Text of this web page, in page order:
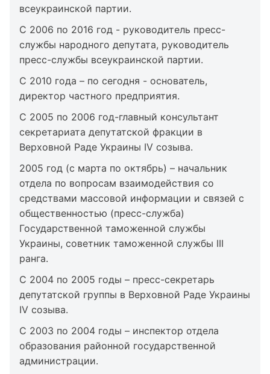
всеукраинской партии.
С 2006 по 2016 год - руководитель пресс-
службы народного депутата, руководитель
пресс-службы всеукраинской партии.
С 2010 года – по сегодня - основатель,
директор частного предприятия.
С 2005 по 2006 год-главный консультант
секретариата депутатской фракции в
Верховной Раде Украины IV созыва.
2005 год (с марта по октябрь) – начальник
отдела по вопросам взаимодействия со
средствами массовой информации и связей с
общественностью (пресс-служба)
Государственной таможенной службы
Украины, советник таможенной службы III
ранга.
С 2004 по 2005 годы – пресс-секретарь
депутатской группы в Верховной Раде Украины
IV созыва.
С 2003 по 2004 годы – инспектор отдела
образования районной государственной
администрации.